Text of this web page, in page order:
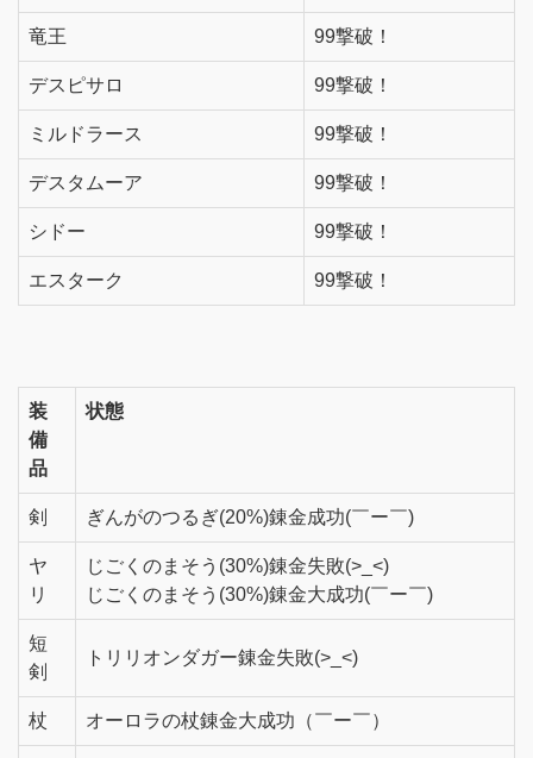
竜王 99撃破！
デスピサロ 99撃破！
ミルドラース 99撃破！
デスタムーア 99撃破！
シドー 99撃破！
エスターク 99撃破！
装
備
品
状態
剣 ぎんがのつるぎ(20%)錬金成功(￣ー￣)
ヤ
リ
じごくのまそう(30%)錬金失敗(>_<)
じごくのまそう(30%)錬金大成功(￣ー￣)
短
剣
トリリオンダガー錬金失敗(>_<)
杖 オーロラの杖錬金大成功（￣ー￣）